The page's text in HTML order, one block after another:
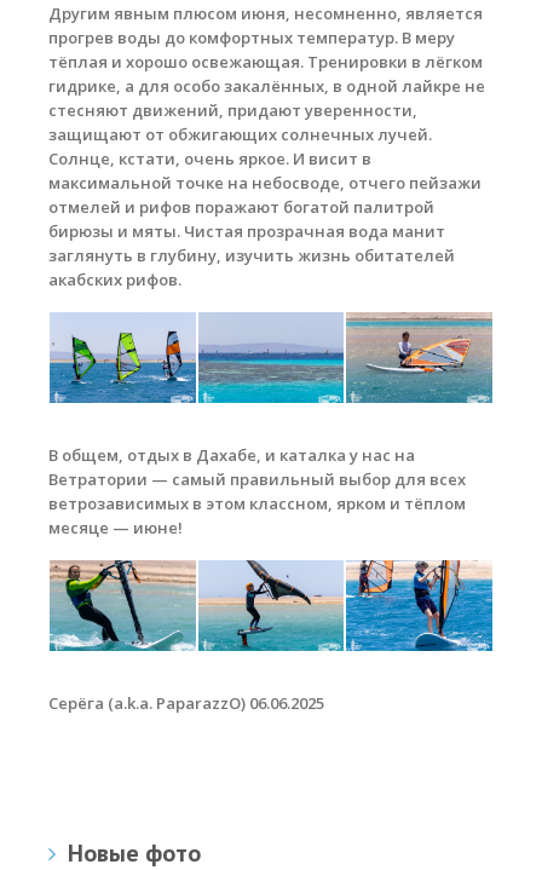
Другим явным плюсом июня, несомненно, является
прогрев воды до комфортных температур. В меру
тёплая и хорошо освежающая. Тренировки в лёгком
гидрике, а для особо закалённых, в одной лайкре не
стесняют движений, придают уверенности,
защищают от обжигающих солнечных лучей.
Солнце, кстати, очень яркое. И висит в
максимальной точке на небосводе, отчего пейзажи
отмелей и рифов поражают богатой палитрой
бирюзы и мяты. Чистая прозрачная вода манит
заглянуть в глубину, изучить жизнь обитателей
акабских рифов.
В общем, отдых в Дахабе, и каталка у нас на
Ветратории — самый правильный выбор для всех
ветрозависимых в этом классном, ярком и тёплом
месяце — июне!
Серёга (a.k.a. PaparazzO) 06.06.2025
Новые фото